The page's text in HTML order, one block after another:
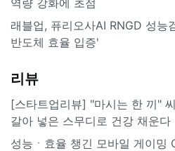
래블업, 퓨리오사AI RNGD 성능
반도체 효율 입증'
리뷰
[스타트업리뷰] "마시는 한 끼"
갈아 넣은 스무디로 건강 채운다
성능ㆍ효율 챙긴 모바일 게이밍